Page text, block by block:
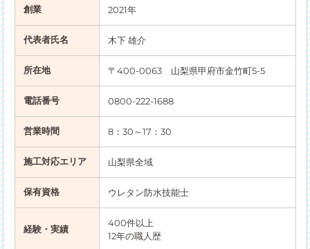
創業 2021年
代表者氏名 木下 雄介
所在地 〒400-0063 山梨県甲府市金竹町5-5
電話番号 0800-222-1688
営業時間 8：30～17：30
施工対応エリア 山梨県全域
保有資格 ウレタン防水技能士
経験・実績
400件以上
12年の職人歴